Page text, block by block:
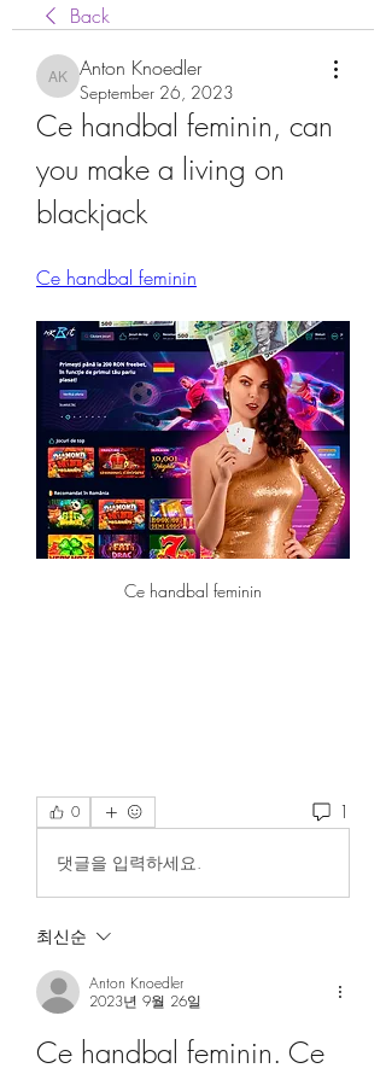
Back
Anton Knoedler
Anton Knoedler
September 26, 2023
Ce handbal feminin, can
you make a living on
blackjack
Ce handbal feminin
Ce handbal feminin
0 1
댓글을 입력하세요.
최신순
Anton Knoedler
2023년 9월 26일
Ce handbal feminin. Ce